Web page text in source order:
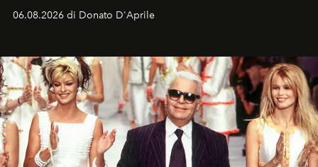
06.08.2026 di Donato D'Aprile